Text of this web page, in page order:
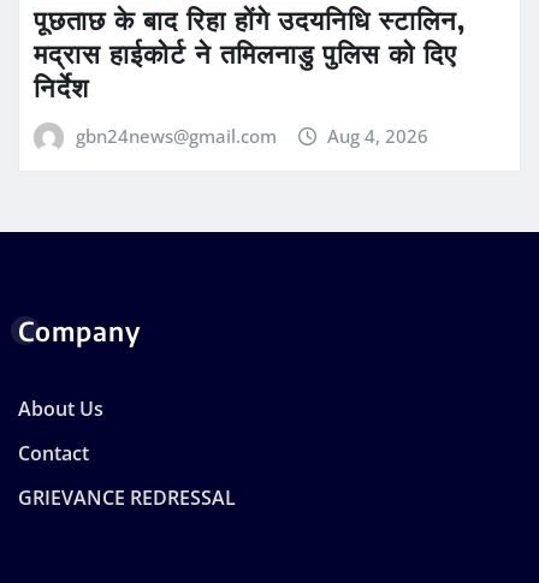
पूछताछ के बाद रिहा होंगे उदयनिधि स्टालिन,
मद्रास हाईकोर्ट ने तमिलनाडु पुलिस को दिए
निर्देश
gbn24news@gmail.com Aug 4, 2026
Company
About Us
Contact
GRIEVANCE REDRESSAL